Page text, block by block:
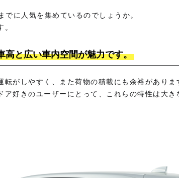
でに人気を集めているのでしょうか。
高と広い車内空間が魅力です。
転がしやすく、また荷物の積載にも余裕がありま
ア好きのユーザーにとって、これらの特性は大き